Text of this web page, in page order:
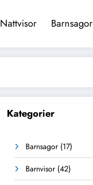
Nattvisor Barnsagor
Kategorier
Barnsagor(17)
Barnvisor(42)